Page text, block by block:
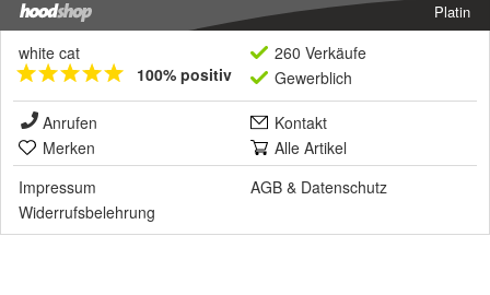
Platin
white cat
100% positiv
260 Verkäufe
Gewerblich
Anrufen
Kontakt
Merken
Alle Artikel
Impressum
AGB & Datenschutz
Widerrufsbelehrung